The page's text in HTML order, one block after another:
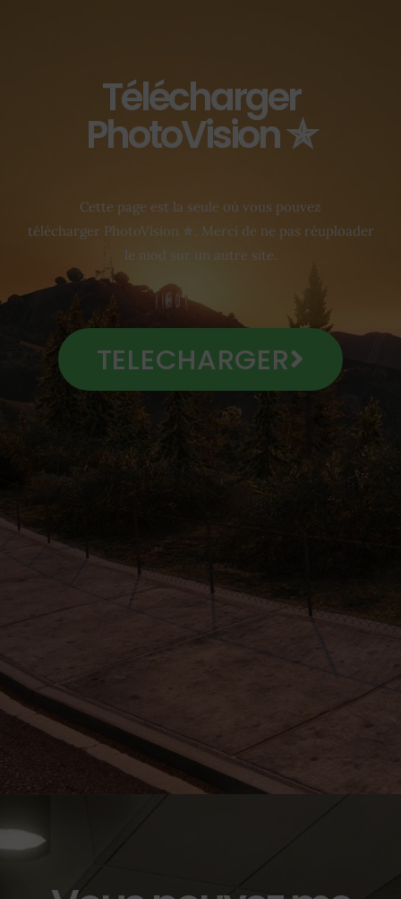
Télécharger
PhotoVision ✯
Cette page est la seule où vous pouvez
télécharger PhotoVision ✯. Merci de ne pas réuploader
le mod sur un autre site.
TELECHARGER